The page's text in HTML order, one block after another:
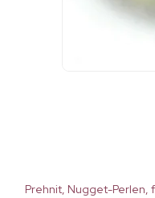
Prehnit, Nugget-Perlen,